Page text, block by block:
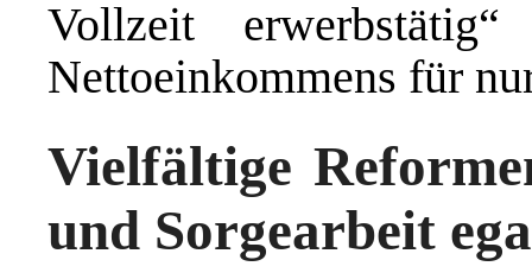
Vollzeit
Nettoeinkommens für
Vielfältige
und Sorgearbeit